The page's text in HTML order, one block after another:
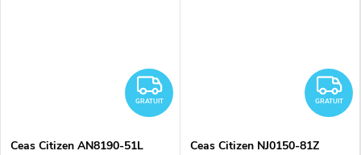
GRATUIT
GRATUIT
Ceas Citizen AN8190-51L
GRATUIT
Ceas Citizen NJ0150-81Z